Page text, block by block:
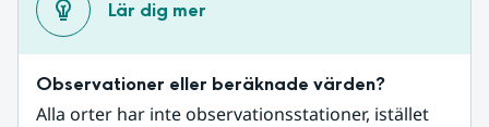
Lär dig mer
Observationer eller beräknade värden?
Alla orter har inte observationsstationer, istället